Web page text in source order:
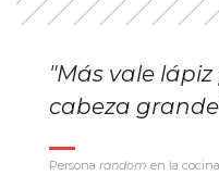
"Más vale
cabeza
Persona random en la